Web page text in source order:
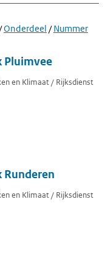
Onderdeel /Nummer
Pluimvee
en Klimaat / Rijksdienst
en Klimaat / Rijksdienst